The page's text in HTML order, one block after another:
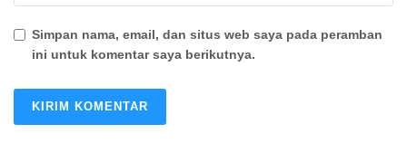
Simpan nama, email, dan situs web saya pada peramban
ini untuk komentar saya berikutnya.